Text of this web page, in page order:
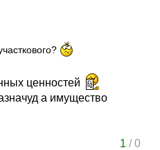
ценностей
а имущество
1 /0